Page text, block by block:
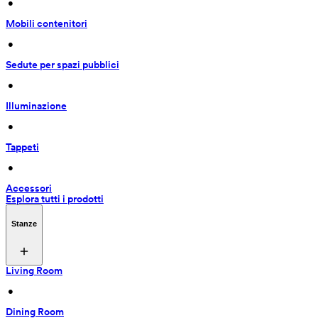
•
Mobili contenitori
•
Sedute per spazi pubblici
•
Illuminazione
•
Tappeti
•
Accessori
Esplora tutti i prodotti
Stanze
Living Room
•
Dining Room